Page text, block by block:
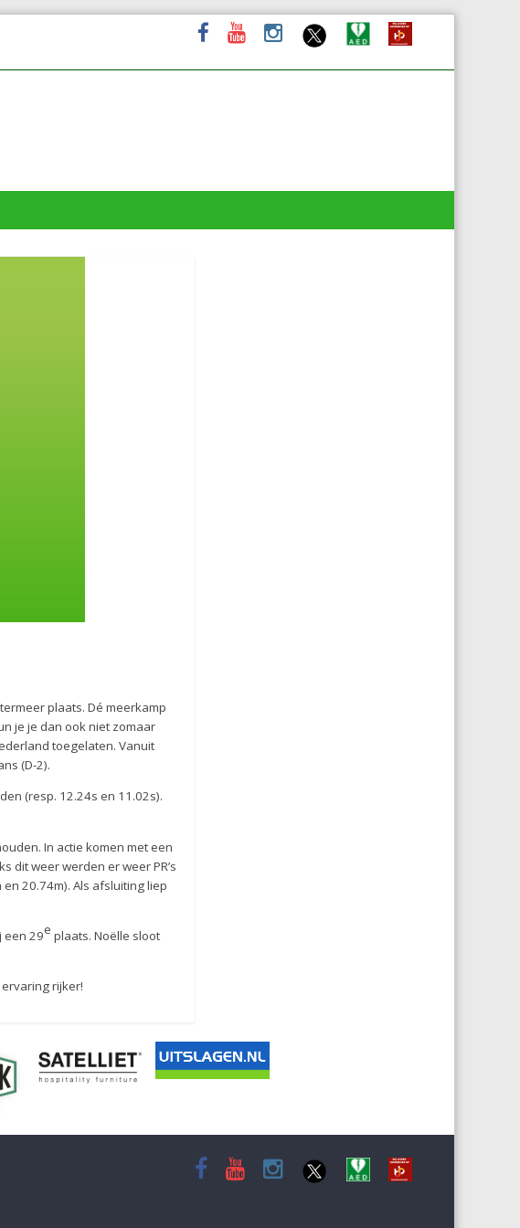
plaats. Dé meerkamp
je je dan ook niet zomaar
toegelaten. Vanuit
(D-2).
(resp. 12.24s en 11.02s).
In actie komen met een
dit weer werden er weer PR’s
20.74m). Als afsluiting liep
een 29e plaats. Noëlle sloot
rijker!